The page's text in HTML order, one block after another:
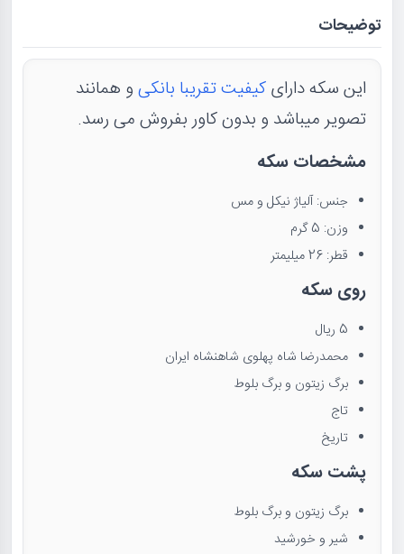
توضیحات
این سکه دارایکیفیت تقریبا بانکیو همانند
تصویر میباشد و بدون کاور بفروش می رسد.
مشخصات سکه
جنس: آلیاژ نیکل و مس
وزن: 5 گرم
قطر: 26 میلیمتر
روی سکه
5 ریال
محمدرضا شاه پهلوی شاهنشاه ایران
برگ زیتون و برگ بلوط
تاج
تاریخ
پشت سکه
برگ زیتون و برگ بلوط
شیر و خورشید